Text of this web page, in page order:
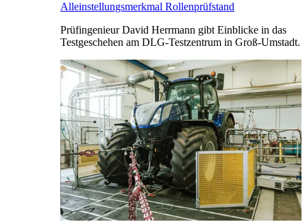
Alleinstellungsmerkmal Rollenprüfstand
Prüfingenieur David Herrmann gibt Einblicke in das
Testgeschehen am DLG-Testzentrum in Groß-Umstadt.